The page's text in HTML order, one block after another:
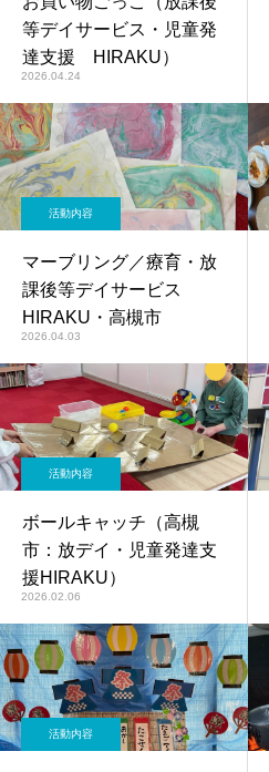
等デイサービス・児童発
達支援 HIRAKU）
2026.04.24
活動内容
マーブリング／療育・放
課後等デイサービス
HIRAKU・高槻市
2026.04.03
活動内容
ボールキャッチ（高槻
市：放デイ・児童発達支
援HIRAKU）
2026.02.06
活動内容